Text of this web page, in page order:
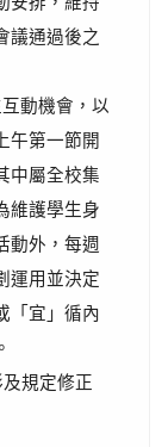
議通過後之
動機會，以
午第一節開
中屬全校集
維護學生身
動外，每週
運用並決定
「宜」循內
規定修正